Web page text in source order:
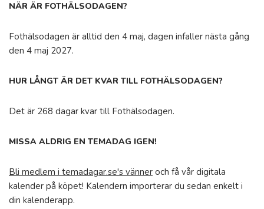
NÄR ÄR FOTHÄLSODAGEN?
Fothälsodagen är alltid den 4 maj, dagen infaller nästa gång
den 4 maj 2027.
HUR LÅNGT ÄR DET KVAR TILL FOTHÄLSODAGEN?
Det är 268 dagar kvar till Fothälsodagen.
MISSA ALDRIG EN TEMADAG IGEN!
Bli medlem i temadagar.se's vänner och få vår digitala
kalender på köpet! Kalendern importerar du sedan enkelt i
din kalenderapp.